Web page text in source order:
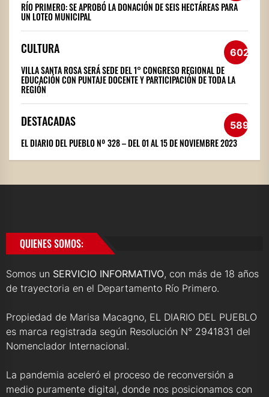
RÍO PRIMERO: SE APROBÓ LA DONACIÓN DE SEIS HECTÁREAS PARA
UN LOTEO MUNICIPAL
CULTURA 602
VILLA SANTA ROSA SERÁ SEDE DEL 1° CONGRESO REGIONAL DE
EDUCACIÓN CON PUNTAJE DOCENTE Y PARTICIPACIÓN DE TODA LA
REGIÓN
DESTACADAS 589
EL DIARIO DEL PUEBLO Nº 328 – DEL 01 AL 15 DE NOVIEMBRE 2023
QUIENES SOMOS:
Somos un SERVICIO INFORMATIVO, con más de 18 años
de trayectoria en el Departamento Río Primero.
Propiedad de Marisa Macagno, EL DIARIO DEL PUEBLO
es marca registrada según Resolución N° 2941831 del
Nomenclador Internacional.
La pandemia aceleró el proceso de reconversión a
medio puramente digital, donde nos posicionamos con